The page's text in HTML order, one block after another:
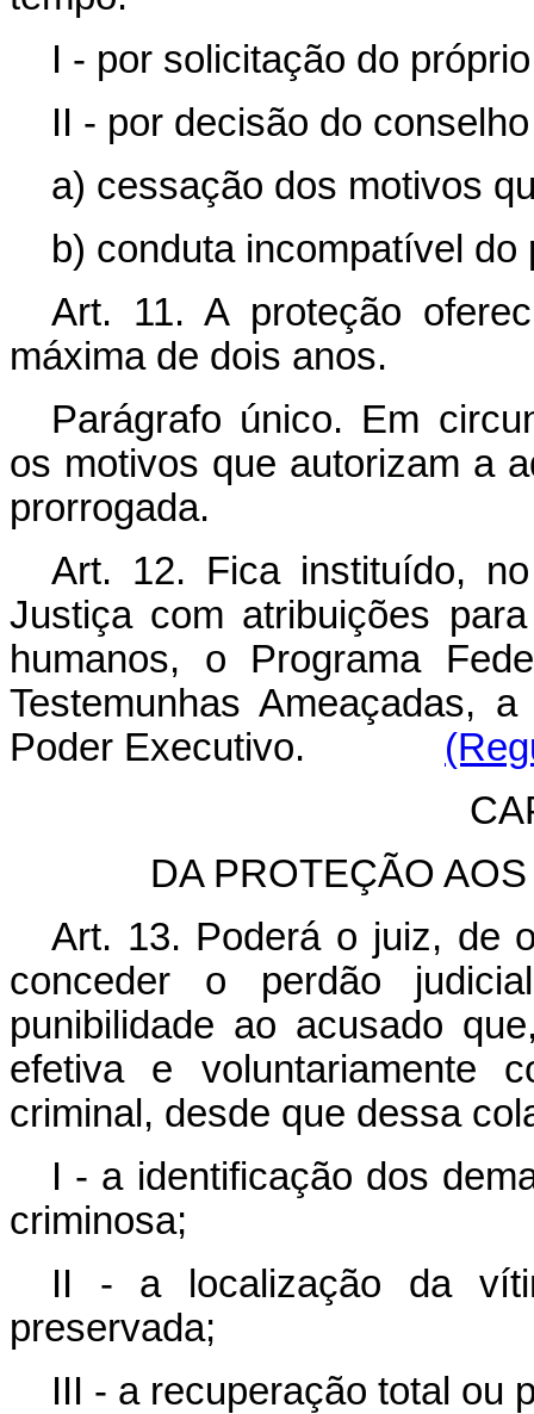
I - por solicitação do
II - por decisão do
a) cessação dos motivos
b) conduta incompatível do
Art. 11. A proteção
máxima de dois anos.
Parágrafo único. Em
os motivos que autorizam a
prorrogada.
Art. 12. Fica instituído,
Justiça com atribuições
humanos, o Programa
Testemunhas Ameaçadas,
Poder Executivo.
DA PROTEÇÃO
Art. 13. Poderá o juiz, de
conceder o perdão
punibilidade ao acusado
efetiva e voluntariamente
criminal, desde que dessa
I - a identificação dos
criminosa;
II - a localização da
preservada;
III - a recuperação total ou